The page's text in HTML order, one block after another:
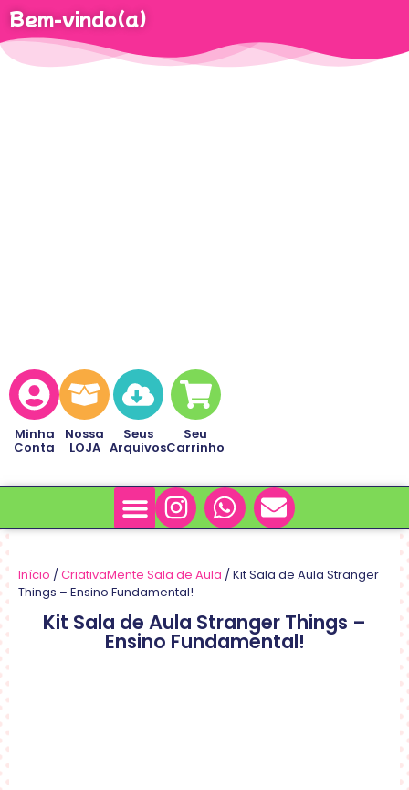
Bem-vindo(a)
Minha
Conta
Nossa
LOJA
Seus
Arquivos
Seu
Carrinho
Início /CriativaMente Sala de Aula / Kit Sala de Aula Stranger
Things – Ensino Fundamental!
Kit Sala de Aula Stranger Things –
Ensino Fundamental!